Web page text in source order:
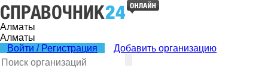
Алматы
Алматы
Войти / Регистрация
Добавить организацию